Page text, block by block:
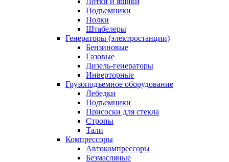
Подъемники
Полки
Штабелеры
Генераторы (электростанции)
Бензиновые
Газовые
Дизель-генераторы
Инверторные
Грузоподъемное оборудование
Лебедки
Подъемники
Присоски для стекла
Стропы
Тали
Компрессоры
Автокомпрессоры
Безмасляные